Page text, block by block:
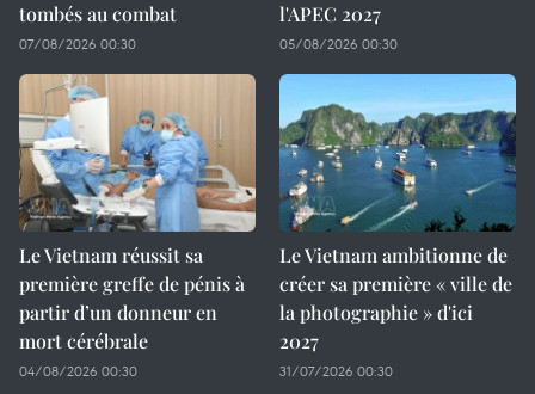
tombés au combat
07/08/2026 00:30
l'APEC 2027
05/08/2026 00:30
Le Vietnam réussit sa
première greffe de pénis à
partir d’un donneur en
mort cérébrale
04/08/2026 00:30
Le Vietnam ambitionne de
créer sa première « ville de
la photographie » d'ici
2027
31/07/2026 00:30